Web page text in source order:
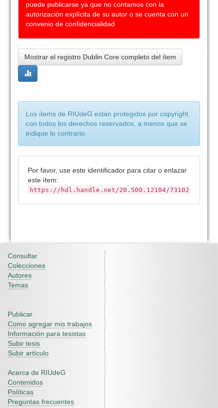
puede publicarse ya que no contamos con la
autorización explícita de su autor o se cuenta con un
convenio de confidencialidad
Mostrar el registro Dublin Core completo del ítem
Los ítems de RIUdeG están protegidos por copyright,
con todos los derechos reservados, a menos que se
indique lo contrario.
Por favor, use este identificador para citar o enlazar
este ítem:
https://hdl.handle.net/20.500.12104/73102
Consultar
Colecciones
Autores
Temas
Publicar
Como agregar mis trabajos
Información para tesistas
Subir tesis
Subir artículo
Acerca de RIUdeG
Contenidos
Políticas
Preguntas frecuentes